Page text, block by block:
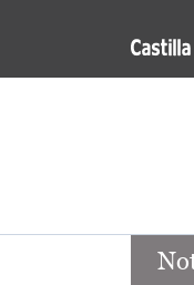
Pasar al contenido
Noticias